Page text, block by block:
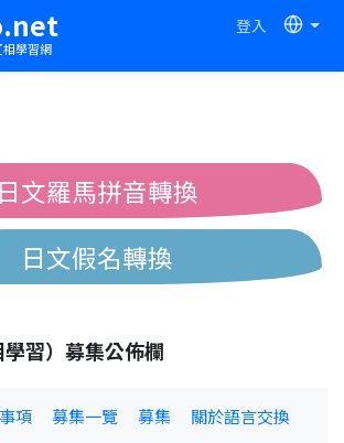
相學習網
登入
日文羅馬拼音轉換
日文假名轉換
習）募集公佈欄
項 募集一覽 募集
關於語言交換